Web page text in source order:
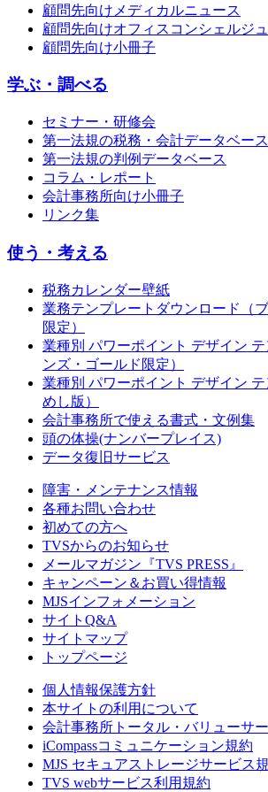
顧問先向けメディカルニュース
顧問先向けオフィスコンシェルジュ
顧問先向け小冊子
学ぶ・調べる
セミナー・研修会
第一法規の税務・会計データベース
第一法規の判例データベース
コラム・レポート
会計事務所向け小冊子
リンク集
使う・考える
税務カレンダー壁紙
業務テンプレートダウンロード（
限定）
業種別 パワーポイント デザイン
ンズ・ゴールド限定）
業種別 パワーポイント デザイン
めし版）
会計事務所で使える書式・文例集
頭の体操(ナンバープレイス)
データ復旧サービス
障害・メンテナンス情報
各種お問い合わせ
初めての方へ
TVSからのお知らせ
メールマガジン『TVS PRESS』
キャンペーン＆お買い得情報
MJSインフォメーション
サイトQ&A
サイトマップ
トップページ
個人情報保護方針
本サイトの利用について
会計事務所トータル・バリューサ
iCompassコミュニケーション規約
MJS セキュアストレージサービス
TVS webサービス利用規約